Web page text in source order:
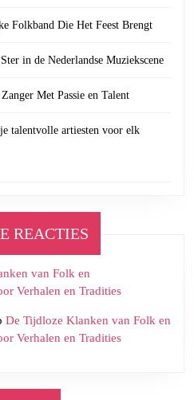
Folkband Die Het Feest Brengt
in de Nederlandse Muziekscene
Met Passie en Talent
talentvolle artiesten voor elk
REACTIES
van Folk en
Verhalen en Tradities
De Tijdloze Klanken van Folk en
Verhalen en Tradities